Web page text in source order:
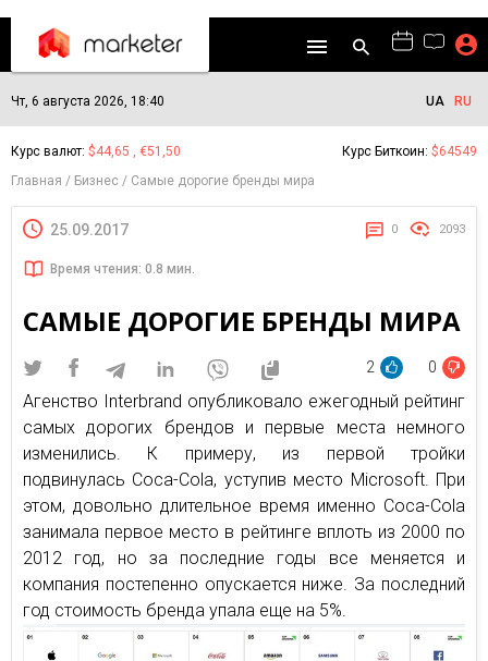
Чт, 6 августа 2026, 18:40 UA RU
Курс валют: $44,65 , €51,50 Курс Биткоин: $64549
Главная
Бизнес Самые дорогие бренды мира
25.09.2017 0 2093
Время чтения: 0.8 мин.
САМЫЕ ДОРОГИЕ БРЕНДЫ МИРА
2 0
Агенство Interbrand опубликовало ежегодный рейтинг
самых дорогих брендов и первые места немного
изменились. К примеру, из первой тройки
подвинулась Coca-Cola, уступив место Microsoft. При
этом, довольно длительное время именно Coca-Cola
занимала первое место в рейтинге вплоть из 2000 по
2012 год, но за последние годы все меняется и
компания постепенно опускается ниже. За последний
год стоимость бренда упала еще на 5%.